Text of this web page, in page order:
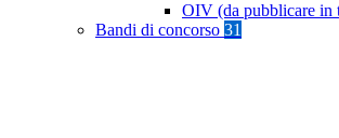
OIV (da pubblicare in
Bandi di concorso 31